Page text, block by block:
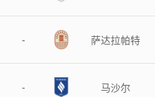
- 萨达拉帕特
- 马沙尔